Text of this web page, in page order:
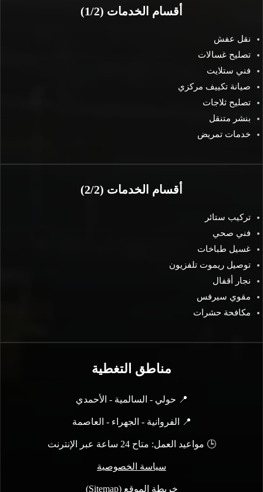
أقسام الخدمات (1/2)
نقل عفش
تصليح غسالات
فني ستلايت
صيانة تكييف مركزي
تصليح ثلاجات
بنشر متنقل
خدمات تمريض
أقسام الخدمات (2/2)
تركيب ستائر
فني صحي
غسيل طباخات
توصيل ريموت تلفزيون
نجار أقفال
مقوي سيرفس
مكافحة حشرات
مناطق التغطية
📍 حولي - السالمية - الأحمدي
📍 الفروانية - الجهراء - العاصمة
🕒 مواعيد العمل: متاح 24 ساعة عبر الإنترنت
سياسة الخصوصية
خريطة الموقع (Sitemap)